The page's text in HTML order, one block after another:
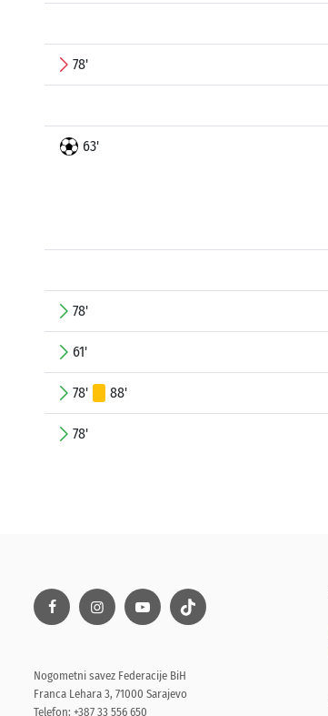
78'
63'
78'
61'
78' 88'
78'
Nogometni savez Federacije BiH
Franca Lehara 3, 71000 Sarajevo
Telefon: +387 33 556 650